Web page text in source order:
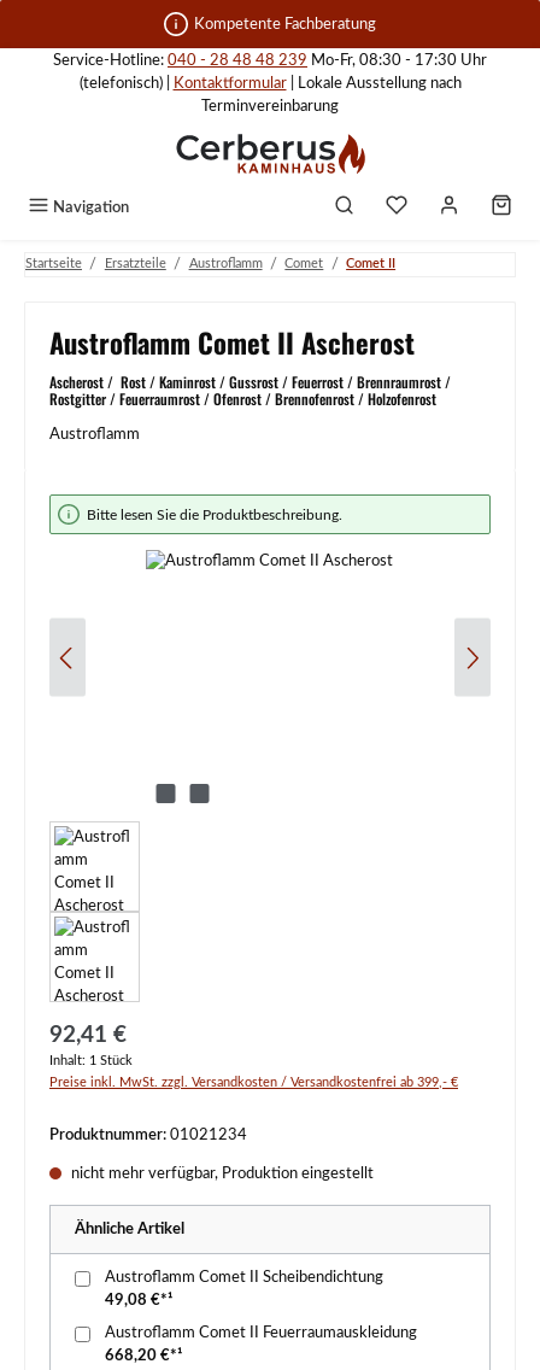
Zum Hauptinhalt springen Kompetente Fachberatung
Service-Hotline: 040 - 28 48 48 239 Mo-Fr, 08:30 - 17:30 Uhr
(telefonisch) |
Kontaktformular| Lokale Ausstellung nach
Terminvereinbarung
Navigation
Startseite / Ersatzteile / Austroflamm / Comet / Comet II
Austroflamm Comet II Ascherost
Ascherost / Rost / Kaminrost / Gussrost / Feuerrost / Brennraumrost /
Rostgitter / Feuerraumrost / Ofenrost / Brennofenrost / Holzofenrost
Austroflamm
Bildergalerie überspringen
Bitte lesen Sie die Produktbeschreibung.
Regulärer Preis:
92,41 €
Inhalt: 1 Stück
Preise inkl. MwSt. zzgl. Versandkosten / Versandkostenfrei ab 399,- €
Produktnummer: 01021234
nicht mehr verfügbar, Produktion eingestellt
Ähnliche Artikel
Austroflamm Comet II Scheibendichtung
49,08 €*¹
Austroflamm Comet II Feuerraumauskleidung
668,20 €*¹